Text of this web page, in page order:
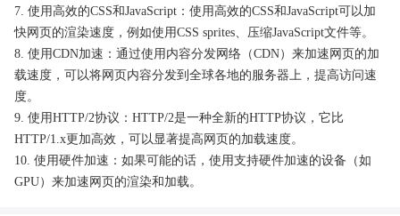
7. 使用高效的CSS和JavaScript：使用高效的CSS和JavaScript可以加
快网页的渲染速度，例如使用CSS sprites、压缩JavaScript文件等。
8. 使用CDN加速：通过使用内容分发网络（CDN）来加速网页的加
载速度，可以将网页内容分发到全球各地的服务器上，提高访问速
度。
9. 使用HTTP/2协议：HTTP/2是一种全新的HTTP协议，它比
HTTP/1.x更加高效，可以显著提高网页的加载速度。
10. 使用硬件加速：如果可能的话，使用支持硬件加速的设备（如
GPU）来加速网页的渲染和加载。